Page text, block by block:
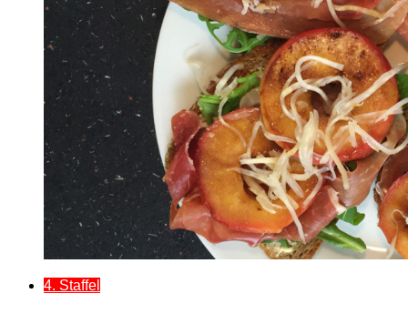
4. Staffel